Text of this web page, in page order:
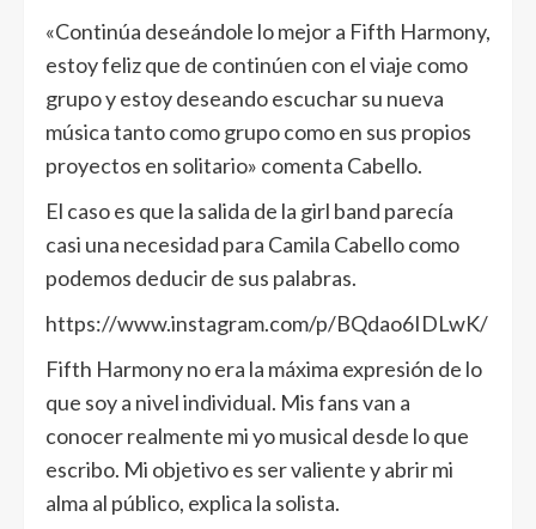
«Continúa deseándole lo mejor a Fifth Harmony,
estoy feliz que de continúen con el viaje como
grupo y estoy deseando escuchar su nueva
música tanto como grupo como en sus propios
proyectos en solitario» comenta Cabello.
El caso es que la salida de la girl band parecía
casi una necesidad para Camila Cabello como
podemos deducir de sus palabras.
https://www.instagram.com/p/BQdao6IDLwK/
Fifth Harmony no era la máxima expresión de lo
que soy a nivel individual. Mis fans van a
conocer realmente mi yo musical desde lo que
escribo. Mi objetivo es ser valiente y abrir mi
alma al público, explica la solista.